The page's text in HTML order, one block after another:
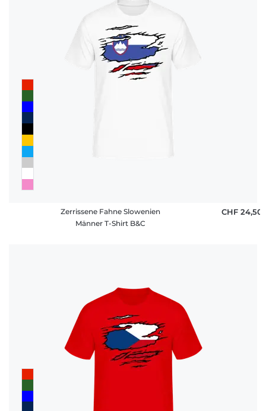
Zerrissene Fahne Slowenien
Männer T-Shirt B&C
CHF 24,50